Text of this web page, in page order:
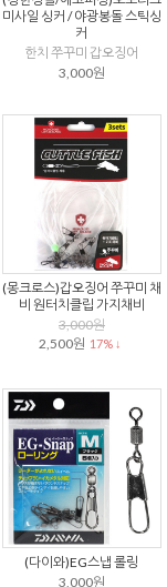
미사일 싱커 / 야광봉돌 스틱싱
커
한치 쭈꾸미 갑오징어
3,000원
(몽크로스)갑오징어 쭈꾸미 채
비 원터치클립 가지채비
3,000원
2,500원 17% ↓
(다이와)EG스냅 롤링
3,000원